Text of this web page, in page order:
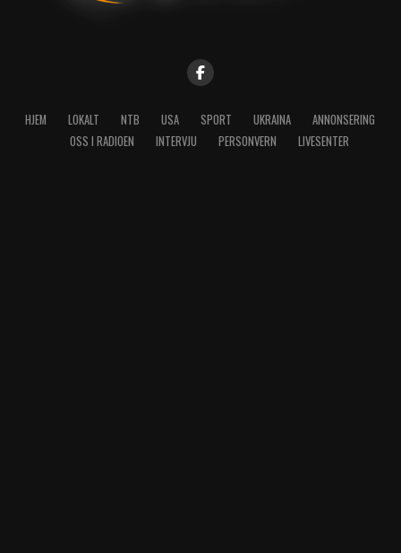
HJEM LOKALT NTB USA SPORT UKRAINA
ANNONSERING
OSS I RADIOEN
INTERVJU PERSONVERN LIVESENTER